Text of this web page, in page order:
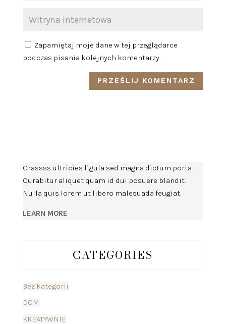
Zapamiętaj moje dane w tej przeglądarce
podczas pisania kolejnych komentarzy.
Crassss ultricies ligula sed magna dictum porta.
Curabitur aliquet quam id dui posuere blandit.
Nulla quis lorem ut libero malesuada feugiat.
LEARN MORE
CATEGORIES
Bez kategorii
DOM
KREATYWNIE